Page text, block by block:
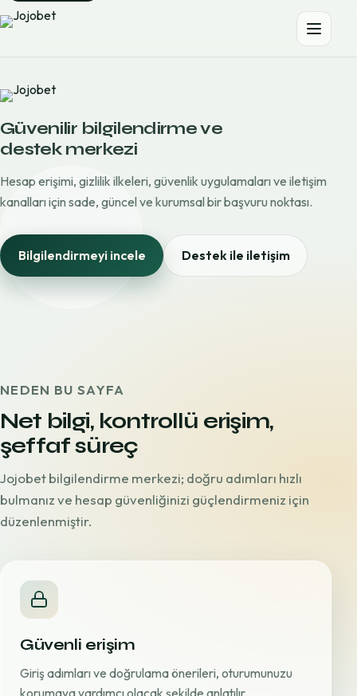
Güvenilir bilgilendirme ve
destek merkezi
Hesap erişimi, gizlilik ilkeleri, güvenlik uygulamaları ve iletişim
kanalları için sade, güncel ve kurumsal bir başvuru noktası.
Bilgilendirmeyi incele Destek ile iletişim
NEDEN BU SAYFA
Net bilgi, kontrollü erişim,
şeffaf süreç
Jojobet bilgilendirme merkezi; doğru adımları hızlı
bulmanız ve hesap güvenliğinizi güçlendirmeniz için
düzenlenmiştir.
Güvenli erişim
Giriş adımları ve doğrulama önerileri, oturumunuzu
korumaya yardımcı olacak şekilde anlatılır.